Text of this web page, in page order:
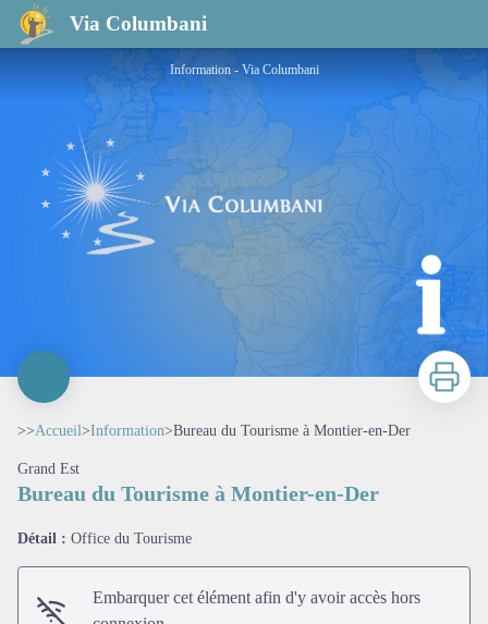
Via Columbani
Bureau du Tourisme à Montier-en-Der
Information - Via Columbani
Imprimer
>>Accueil>Information>Bureau du Tourisme à Montier-en-Der
Grand Est
Bureau du Tourisme à Montier-en-Der
Détail : Office du Tourisme
Embarquer cet élément afin d'y avoir accès hors